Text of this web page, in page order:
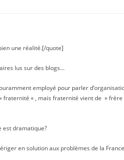
une réalité.[/quote]
lus sur des blogs…
employé pour parler
« , mais fraternité vient de »
est dramatique?
en solution aux problèmes de la